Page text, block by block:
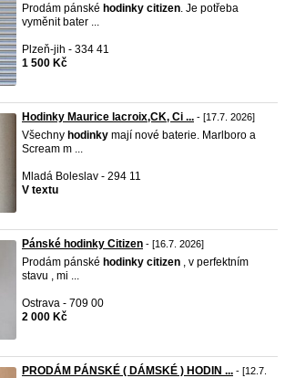
Prodám pánské hodinky citizen. Je potřeba
vyměnit bater ...
Plzeň-jih - 334 41
1 500 Kč
Hodinky Maurice lacroix,CK, Ci ... - [17.7. 2026]
Všechny hodinky mají nové baterie. Marlboro a
Scream m ...
Mladá Boleslav - 294 11
V textu
Pánské hodinky Citizen - [16.7. 2026]
Prodám pánské hodinky citizen , v perfektním
stavu , mi ...
Ostrava - 709 00
2 000 Kč
PRODÁM PÁNSKÉ ( DÁMSKÉ ) HODIN ... - [12.7.